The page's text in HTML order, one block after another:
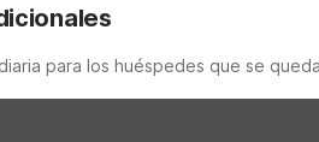
para los huéspedes que se